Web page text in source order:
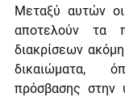
Μεταξύ αυτών
αποτελούν τα
διακρίσεων
δικαιώματα,
πρόσβασης στην